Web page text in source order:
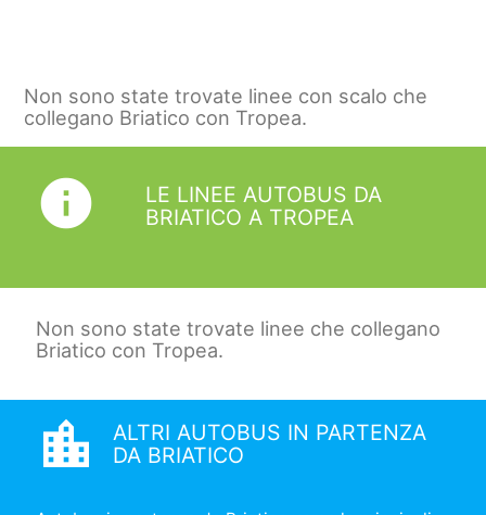
Non sono state trovate linee con scalo che
collegano Briatico con Tropea.
info
LE LINEE AUTOBUS DA
BRIATICO A TROPEA
Non sono state trovate linee che collegano
Briatico con Tropea.
location_city
ALTRI AUTOBUS IN PARTENZA
DA BRIATICO